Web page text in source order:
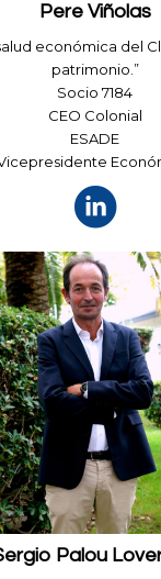
Pere Viñolas
económica del
patrimonio.”
Socio 7184
CEO Colonial
ESADE
Palou